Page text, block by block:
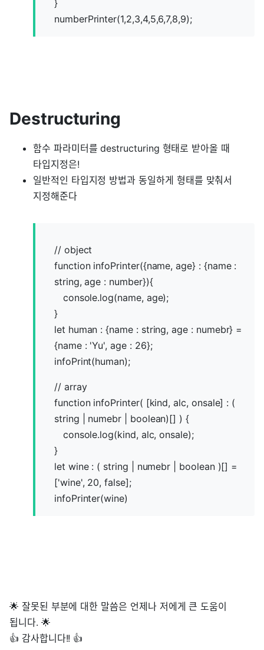
}
numberPrinter(1,2,3,4,5,6,7,8,9);
Destructuring
함수 파라미터를 destructuring 형태로 받아올 때
타입지정은!
일반적인 타입지정 방법과 동일하게 형태를 맞춰서
지정해준다
// object
function infoPrinter({name, age} : {name :
string, age : number}){
console.log(name, age);
}
let human : {name : string, age : numebr} =
{name : 'Yu', age : 26};
infoPrint(human);
// array
function infoPrinter( [kind, alc, onsale] : (
string | numebr | boolean)[] ) {
console.log(kind, alc, onsale);
}
let wine : ( string | numebr | boolean )[] =
['wine', 20, false];
infoPrinter(wine)
🌟 잘못된 부분에 대한 말씀은 언제나 저에게 큰 도움이
됩니다. 🌟
👍 감사합니다!! 👍